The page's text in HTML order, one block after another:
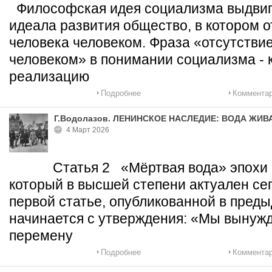
Философская идея социализма
идеала развития общество, в котором
человека человеком. Фраза
человеком» в понимании социализма -
реализацию
Подробнее
Г.Водолазов. ЛЕНИНСКОЕ НАСЛЕДИЕ: ВОДА
4 Март 2026
Статья 2 «Мёртвая вода» эпохи
который в высшей степени актуален
первой статье, опубликованной в
начинается с утверждения: «Мы
перемену
Подробнее